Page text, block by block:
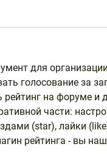
для организации
голосование за
на форуме и
части:
(star), лайки
рейтинга - вы